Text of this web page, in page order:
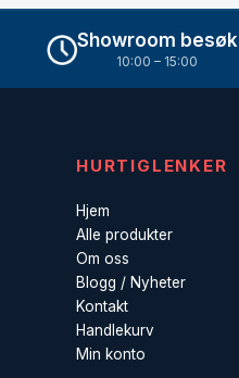
Showroom besøk
10:00 – 15:00
HURTIGLENKER
Hjem
Alle produkter
Om oss
Blogg / Nyheter
Kontakt
Handlekurv
Min konto